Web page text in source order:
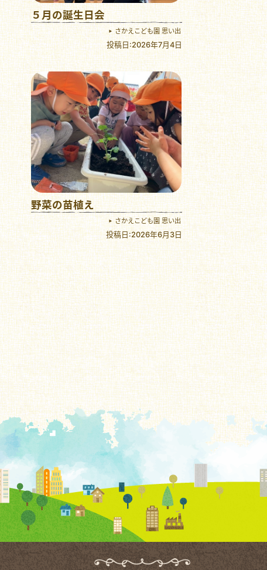
５月の誕生日会
さかえこども園 思い出
投稿日:2026年7月4日
野菜の苗植え
さかえこども園 思い出
投稿日:2026年6月3日